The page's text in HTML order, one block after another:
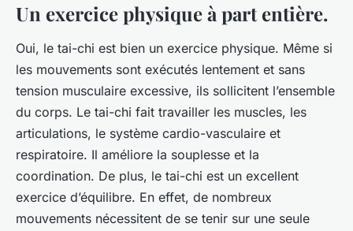
Un exercice physique à part entière.
Oui, le tai-chi est bien un exercice physique. Même si
les mouvements sont exécutés lentement et sans
tension musculaire excessive, ils sollicitent l’ensemble
du corps. Le tai-chi fait travailler les muscles, les
articulations, le système cardio-vasculaire et
respiratoire. Il améliore la souplesse et la
coordination. De plus, le tai-chi est un excellent
exercice d’équilibre. En effet, de nombreux
mouvements nécessitent de se tenir sur une seule